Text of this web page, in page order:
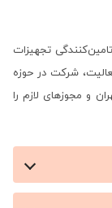
۱۳۸۹ کار خود را با تامین‌کنندگی تجهیزات
شرکت در حوزه
و مجوزهای لازم را